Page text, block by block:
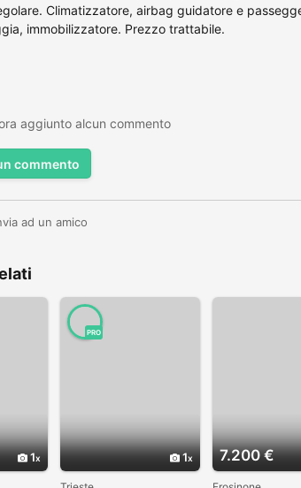
Climatizzatore, airbag guidatore e
immobilizzatore. Prezzo trattabile.
aggiunto alcun commento
commento
ad un amico
1 1
PRO
7.200 €